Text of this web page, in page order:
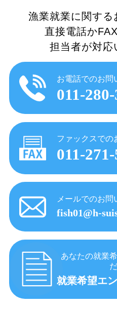
漁業就業に関する
直接電話か
担当者が対応
お電話でのお問
011-
ファックスでの
011-
メールでのお問
fish01@h-
あなたの就業
就業希望エ